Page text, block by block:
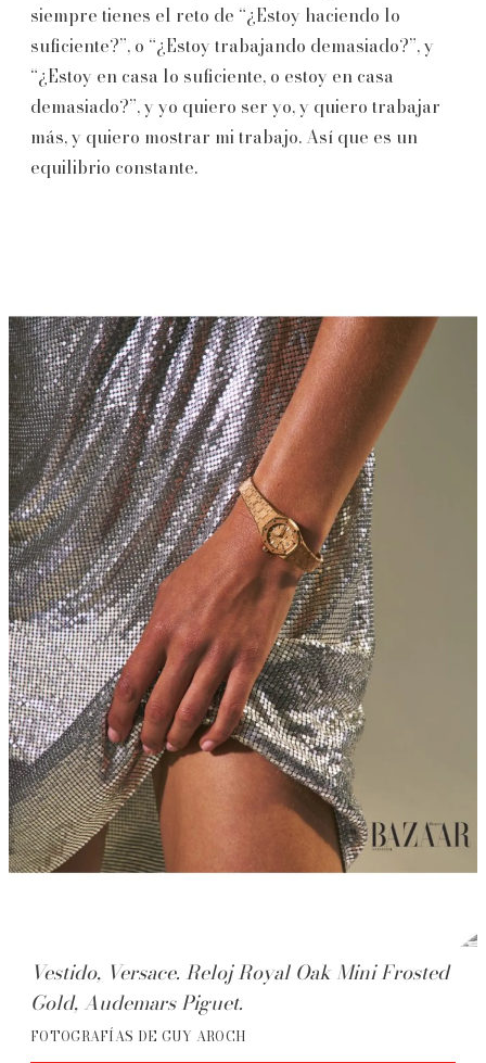
siempre tienes el reto de “¿Estoy haciendo lo
suficiente?”, o “¿Estoy trabajando demasiado?”, y
“¿Estoy en casa lo suficiente, o estoy en casa
demasiado?”, y yo quiero ser yo, y quiero trabajar
más, y quiero mostrar mi trabajo. Así que es un
equilibrio constante.
Vestido, Versace. Reloj Royal Oak Mini Frosted
Gold, Audemars Piguet.
FOTOGRAFÍAS DE GUY AROCH